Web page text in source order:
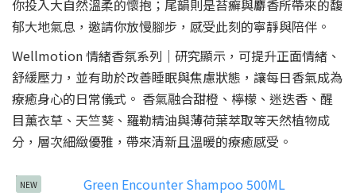
你投入大自然溫柔的懷抱；尾韻則是苔癬與麝香所帶來的馥
郁大地氣息，邀請你放慢腳步，感受此刻的寧靜與陪伴。
Wellmotion 情緒香氛系列｜研究顯示，可提升正面情緒、
舒緩壓力，並有助於改善睡眠與焦慮狀態，讓每日香氣成為
療癒身心的日常儀式。 香氣融合甜橙、檸檬、迷迭香、醒
目薰衣草、天竺葵、羅勒精油與薄荷葉萃取等天然植物成
分，層次細緻優雅，帶來清新且溫暖的療癒感受。
NEW